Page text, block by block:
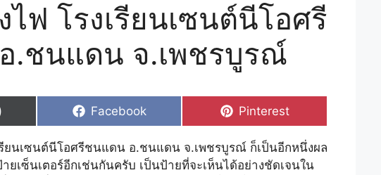
ไฟ โรงเรียนเซนต์นีโอศรี
.ชนแดน จ.เพชรบูรณ์
Share
Facebook
Share
Pinterest
รียนเซนต์นีโอศรีชนแดน อ.ชนแดน จ.เพชรบูรณ์ ก็เป็นอีกหนึ่งผล
ยเซ็นเตอร์อีกเช่นกันครับ เป็นป้ายที่จะเห็นได้อย่างชัดเจนใน